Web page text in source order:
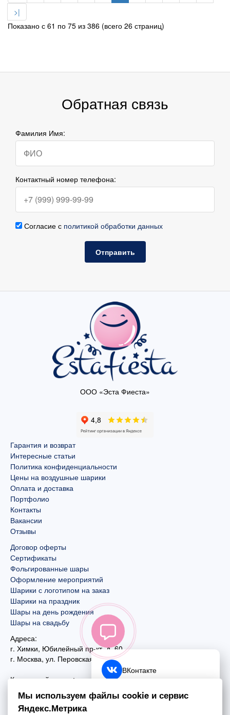
>|
Показано с 61 по 75 из 386 (всего 26 страниц)
Обратная связь
Фамилия Имя:
Контактный номер телефона:
Согласие с политикой обработки данных
Отправить
ООО «Эста Фиеста»
Гарантия и возврат
Интересные статьи
Политика конфиденциальности
Цены на воздушные шарики
Оплата и доставка
Портфолио
Контакты
Вакансии
Отзывы
Договор оферты
Сертификаты
Фольгированные шары
Оформление мероприятий
Шарики с логотипом на заказ
Шарики на праздник
Шары на день рождения
Шары на свадьбу
Адреса:
г. Химки, Юбилейный пр-кт, д. 60
г. Москва, ул. Перовская, д. 59
Контактный номер:
+7 (495) 970-44-75
ВКонтакте
Telegram
Мы используем файлы cookie и сервис
Яндекс.Метрика